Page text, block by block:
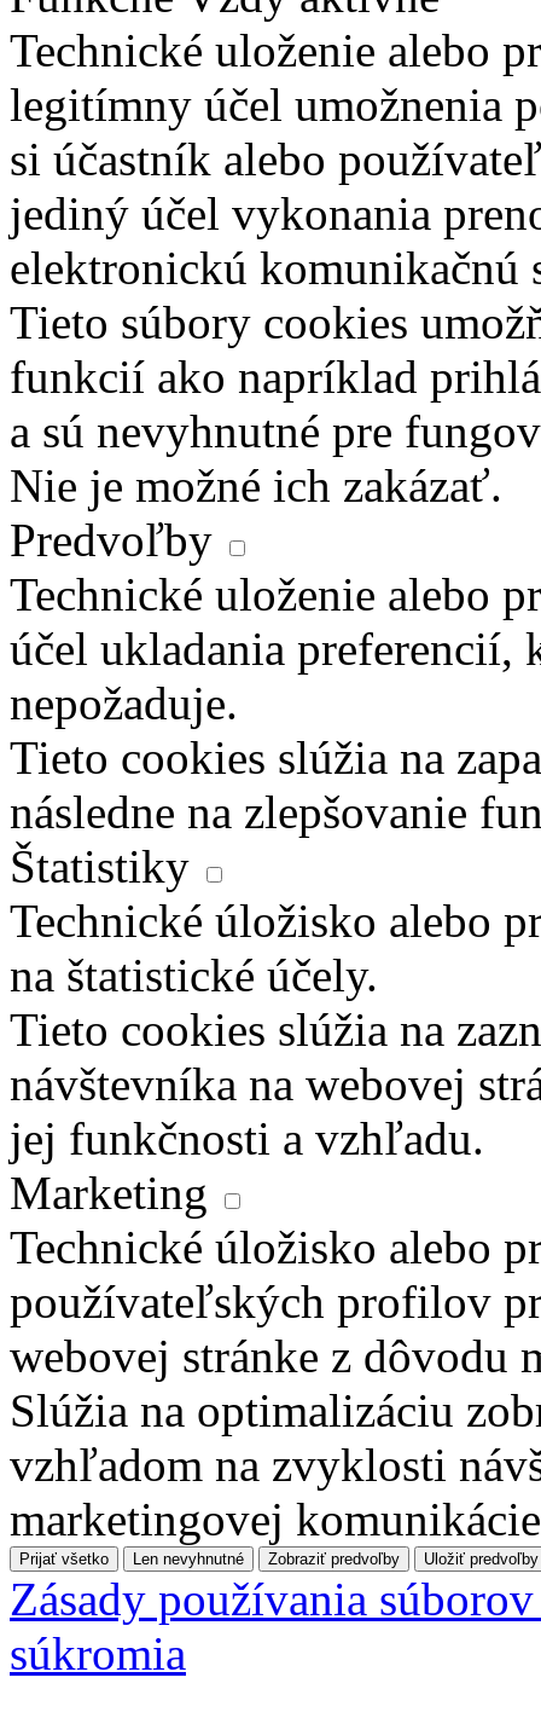
Technické uloženie alebo
legitímny účel umožnenia
si účastník alebo
jediný účel vykonania
elektronickú komunikačnú
Tieto súbory cookies
funkcií ako napríklad
a sú nevyhnutné pre
Nie je možné ich zakázať.
Predvoľby
Technické uloženie alebo
účel ukladania preferencií,
nepožaduje.
Tieto cookies slúžia na
následne na zlepšovanie
Štatistiky
Technické úložisko alebo
na štatistické účely.
Tieto cookies slúžia na
návštevníka na webovej
jej funkčnosti a vzhľadu.
Marketing
Technické úložisko alebo
používateľských profilov
webovej stránke z dôvodu
Slúžia na optimalizáciu
vzhľadom na zvyklosti
marketingovej
Prijať všetko Len nevyhnutné Zobraziť predvoľby Uložiť predvoľby
Zásady používania
súkromia